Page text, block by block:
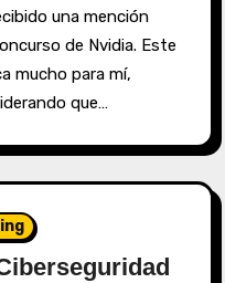
una mención
de Nvidia. Este
mucho para mí,
que…